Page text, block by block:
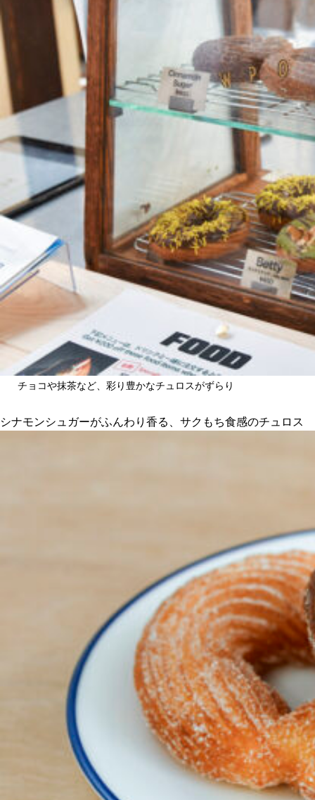
おすすめの展覧会
おすすめの映画
誠光社で選びました。
おすすめの本
紹介します。
おすすめのイベント
チョコや抹茶など、彩り豊かなチュロスがずらり
シナモンシュガーがふんわり香る、サクもち食感のチュロス